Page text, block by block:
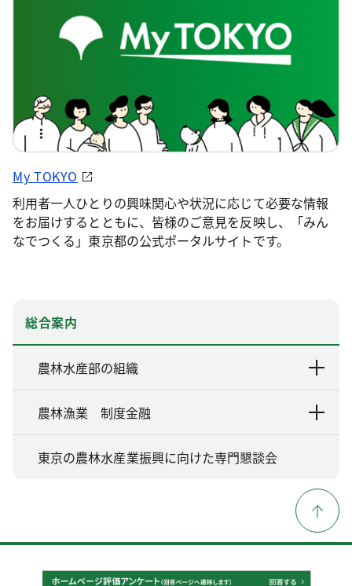
My TOKYO
利用者一人ひとりの興味関心や状況に応じて必要な情報
をお届けするとともに、皆様のご意見を反映し、「みん
なでつくる」東京都の公式ポータルサイトです。
総合案内
農林水産部の組織
農林漁業 制度金融
東京の農林水産業振興に向けた専門懇談会